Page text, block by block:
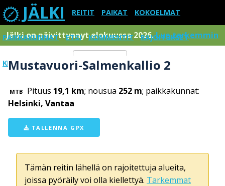
JÄLKI REITIT PAIKAT KOKOELMAT
PAIKKAKUNNAT ETSI KOMMENTIT RAJOITUKSET
KIRJAUDU SISÄÄN Menu
Jälki on päivittynnyt elokuussa 2026.Lue tarkemmin
Mustavuori-Salmenkallio 2
MTB Pituus 19,1 km; nousua 252 m; paikkakunnat:
Helsinki, Vantaa
TALLENNA GPX
Tämän reitin lähellä on rajoitettuja alueita,
joissa pyöräily voi olla kiellettyä. Tarkemmat